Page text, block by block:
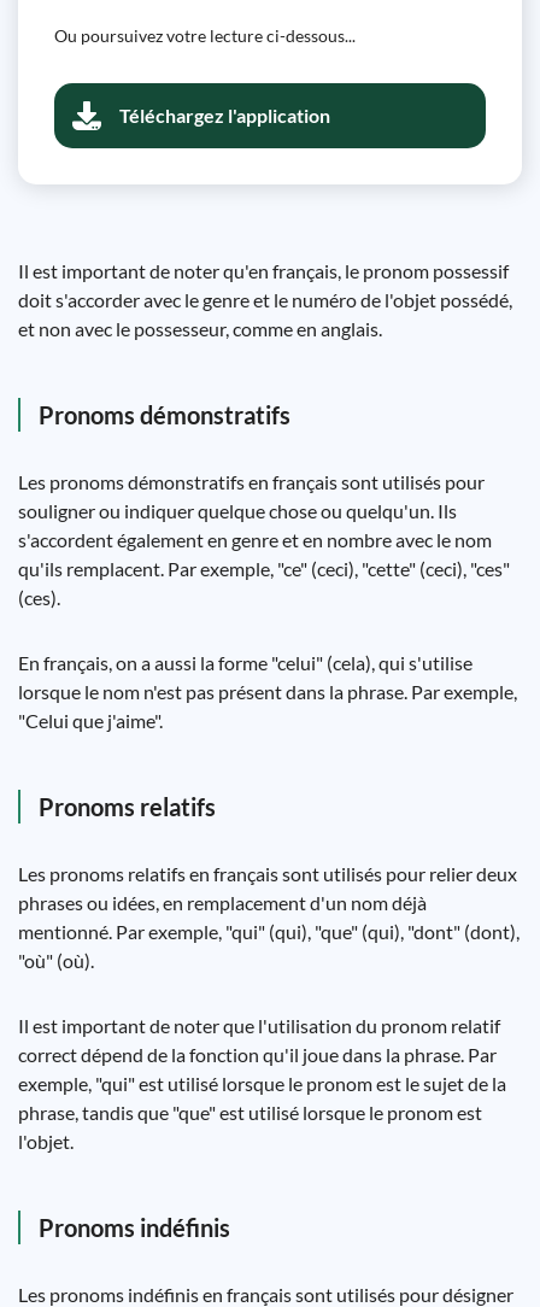
Ou poursuivez votre lecture ci-dessous...
Téléchargez l'application
Il est important de noter qu'en français, le pronom possessif
doit s'accorder avec le genre et le numéro de l'objet possédé,
et non avec le possesseur, comme en anglais.
Pronoms démonstratifs
Les pronoms démonstratifs en français sont utilisés pour
souligner ou indiquer quelque chose ou quelqu'un. Ils
s'accordent également en genre et en nombre avec le nom
qu'ils remplacent. Par exemple, "ce" (ceci), "cette" (ceci), "ces"
(ces).
En français, on a aussi la forme "celui" (cela), qui s'utilise
lorsque le nom n'est pas présent dans la phrase. Par exemple,
"Celui que j'aime".
Pronoms relatifs
Les pronoms relatifs en français sont utilisés pour relier deux
phrases ou idées, en remplacement d'un nom déjà
mentionné. Par exemple, "qui" (qui), "que" (qui), "dont" (dont),
"où" (où).
Il est important de noter que l'utilisation du pronom relatif
correct dépend de la fonction qu'il joue dans la phrase. Par
exemple, "qui" est utilisé lorsque le pronom est le sujet de la
phrase, tandis que "que" est utilisé lorsque le pronom est
l'objet.
Pronoms indéfinis
Les pronoms indéfinis en français sont utilisés pour désigner